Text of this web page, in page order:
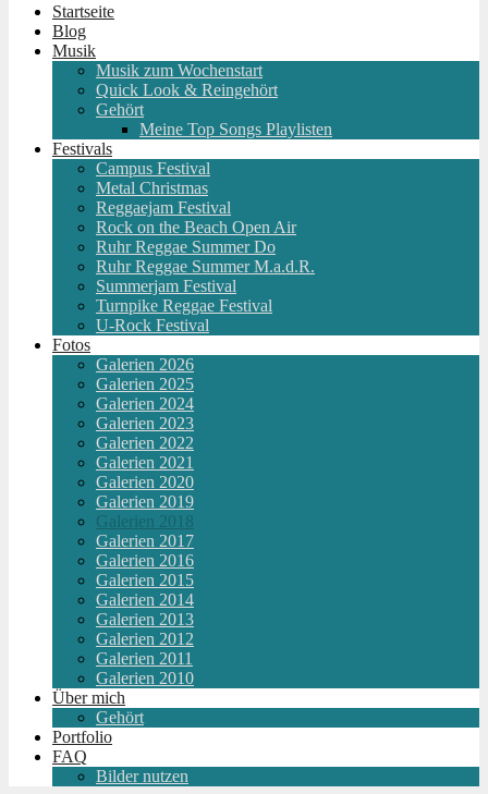
Startseite
Blog
Musik
Musik zum Wochenstart
Quick Look & Reingehört
Gehört
Meine Top Songs Playlisten
Festivals
Campus Festival
Metal Christmas
Reggaejam Festival
Rock on the Beach Open Air
Ruhr Reggae Summer Do
Ruhr Reggae Summer M.a.d.R.
Summerjam Festival
Turnpike Reggae Festival
U-Rock Festival
Fotos
Galerien 2026
Galerien 2025
Galerien 2024
Galerien 2023
Galerien 2022
Galerien 2021
Galerien 2020
Galerien 2019
Galerien 2018
Galerien 2017
Galerien 2016
Galerien 2015
Galerien 2014
Galerien 2013
Galerien 2012
Galerien 2011
Galerien 2010
Über mich
Gehört
Portfolio
FAQ
Bilder nutzen